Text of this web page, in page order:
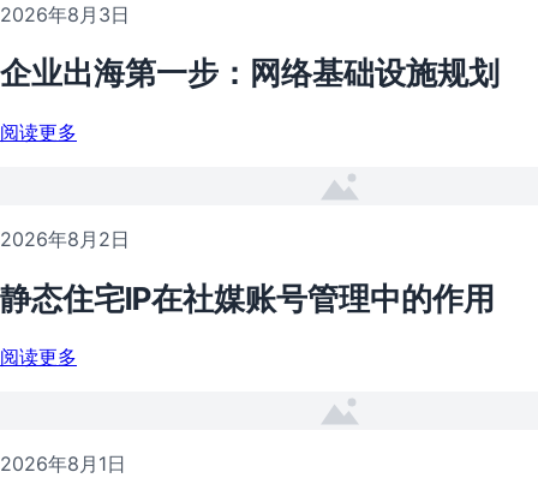
2026年8月3日
企业出海第一步：网络基础设施规划
阅读更多
2026年8月2日
静态住宅IP在社媒账号管理中的作用
阅读更多
2026年8月1日